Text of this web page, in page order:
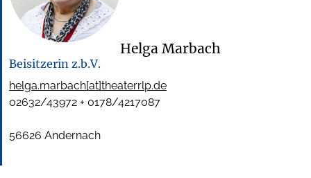
Helga Marbach
Beisitzerin z.b.V.
helga.marbach[at]theaterrlp.de
02632/43972 + 0178/4217087
56626 Andernach